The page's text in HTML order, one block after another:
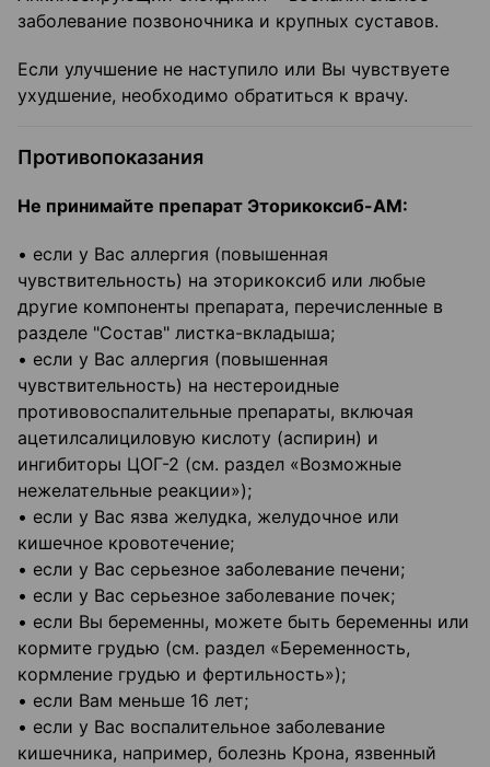
заболевание позвоночника и крупных суставов.
Если улучшение не наступило или Вы чувствуете
ухудшение, необходимо обратиться к врачу.
Противопоказания
Не принимайте препарат Эторикоксиб-АМ:
• если у Вас аллергия (повышенная
чувствительность) на эторикоксиб или любые
другие компоненты препарата, перечисленные в
разделе "Состав" листка-вкладыша;
• если у Вас аллергия (повышенная
чувствительность) на нестероидные
противовоспалительные препараты, включая
ацетилсалициловую кислоту (аспирин) и
ингибиторы ЦОГ-2 (см. раздел «Возможные
нежелательные реакции»);
• если у Вас язва желудка, желудочное или
кишечное кровотечение;
• если у Вас серьезное заболевание печени;
• если у Вас серьезное заболевание почек;
• если Вы беременны, можете быть беременны или
кормите грудью (см. раздел «Беременность,
кормление грудью и фертильность»);
• если Вам меньше 16 лет;
• если у Вас воспалительное заболевание
кишечника, например, болезнь Крона, язвенный